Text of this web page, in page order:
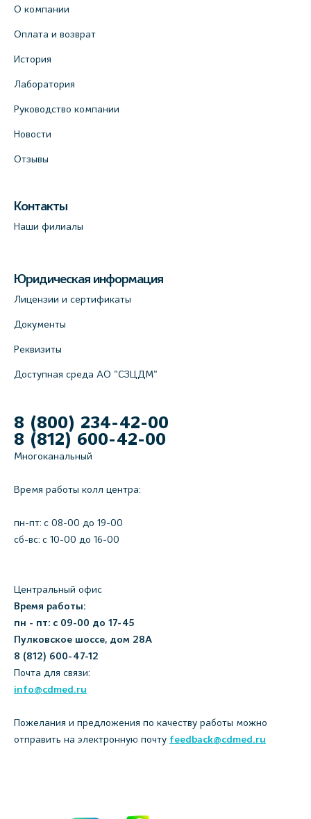
О компании
Оплата и возврат
История
Лаборатория
Руководство компании
Новости
Отзывы
Контакты
Наши филиалы
Юридическая информация
Лицензии и сертификаты
Документы
Реквизиты
Доступная среда АО "СЗЦДМ"
8 (800) 234-42-00
8 (812) 600-42-00
Многоканальный
Время работы колл центра:
пн-пт: c 08-00 до 19-00
сб-вс: с 10-00 до 16-00
Центральный офис
Время работы:
пн - пт: с 09-00 до 17-45
Пулковское шоссе, дом 28А
8 (812) 600-47-12
Почта для связи:
info@cdmed.ru
Пожелания и предложения по качеству работы можно
отправить на электронную почту feedback@cdmed.ru